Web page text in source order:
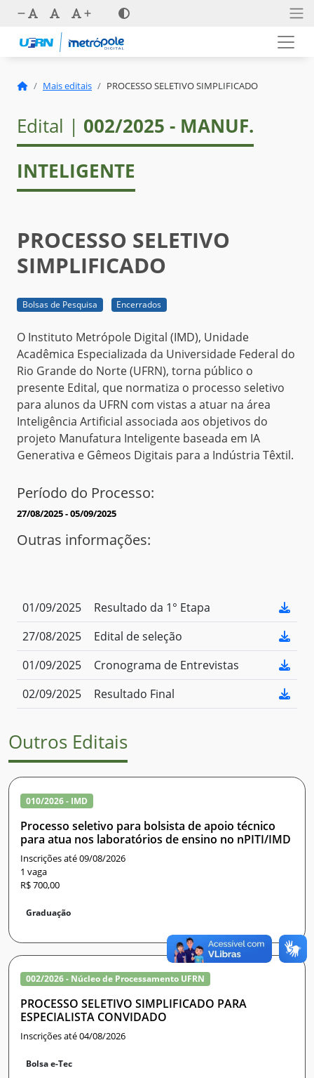
Mais editais PROCESSO SELETIVO SIMPLIFICADO
Edital | 002/2025 - MANUF.
INTELIGENTE
PROCESSO SELETIVO
SIMPLIFICADO
Bolsas de Pesquisa Encerrados
O Instituto Metrópole Digital (IMD), Unidade
Acadêmica Especializada da Universidade Federal do
Rio Grande do Norte (UFRN), torna público o
presente Edital, que normatiza o processo seletivo
para alunos da UFRN com vistas a atuar na área
Inteligência Artificial associada aos objetivos do
projeto Manufatura Inteligente baseada em IA
Generativa e Gêmeos Digitais para a Indústria Têxtil.
Período do Processo:
27/08/2025 - 05/09/2025
Outras informações:
01/09/2025
Resultado da 1° Etapa
27/08/2025
Edital de seleção
01/09/2025
Cronograma de Entrevistas
02/09/2025
Resultado Final
Outros Editais
010/2026 - IMD
Processo seletivo para bolsista de apoio técnico
para atua nos laboratórios de ensino no nPITI/IMD
Inscrições até 09/08/2026
1 vaga
R$ 700,00
Graduação
002/2026 - Núcleo de Processamento UFRN
PROCESSO SELETIVO SIMPLIFICADO PARA
ESPECIALISTA CONVIDADO
Inscrições até 04/08/2026
Bolsa e-Tec